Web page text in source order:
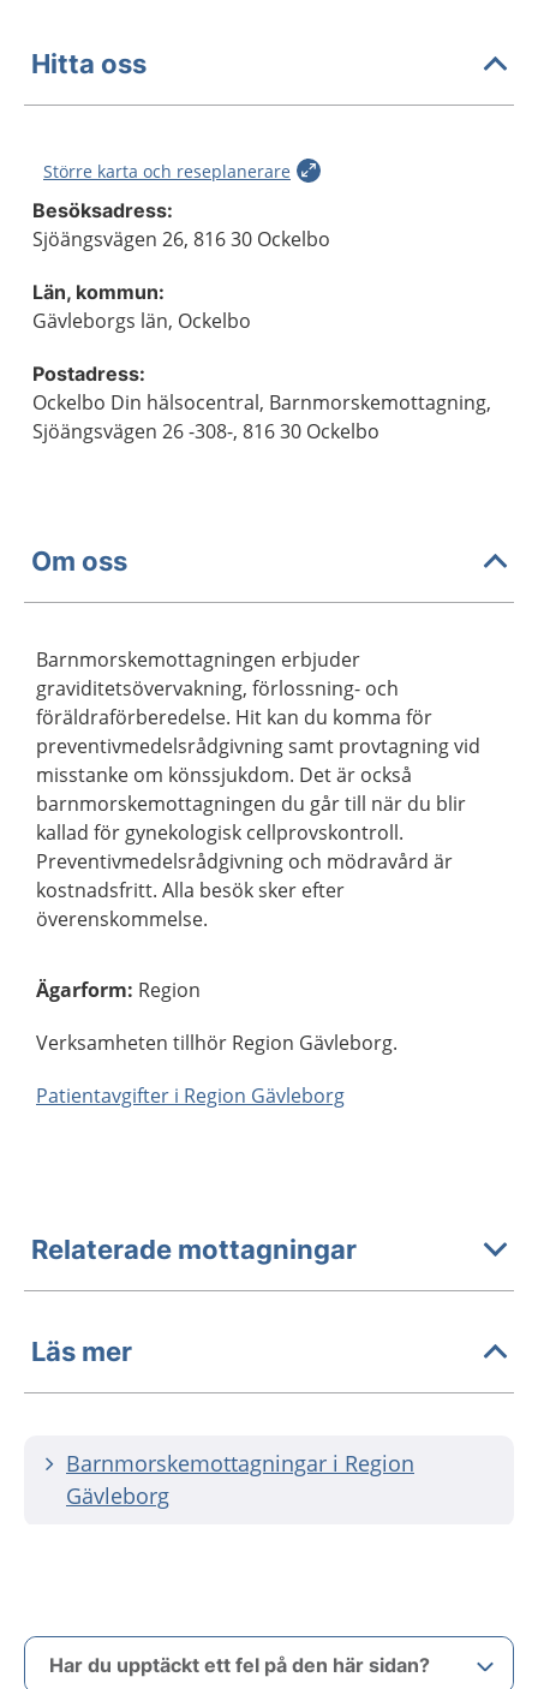
Hitta oss
Större karta och reseplanerare
Besöksadress:
Sjöängsvägen 26, 816 30 Ockelbo
Län, kommun:
Gävleborgs län, Ockelbo
Postadress:
Ockelbo Din hälsocentral, Barnmorskemottagning,
Sjöängsvägen 26 -308-, 816 30 Ockelbo
Om oss
Barnmorskemottagningen erbjuder
graviditetsövervakning, förlossning- och
föräldraförberedelse. Hit kan du komma för
preventivmedelsrådgivning samt provtagning vid
misstanke om könssjukdom. Det är också
barnmorskemottagningen du går till när du blir
kallad för gynekologisk cellprovskontroll.
Preventivmedelsrådgivning och mödravård är
kostnadsfritt. Alla besök sker efter
överenskommelse.
Ägarform: Region
Verksamheten tillhör Region Gävleborg.
Patientavgifter i Region Gävleborg
Relaterade mottagningar
Läs mer
Barnmorskemottagningar i Region
Gävleborg
Har du upptäckt ett fel på den här sidan?